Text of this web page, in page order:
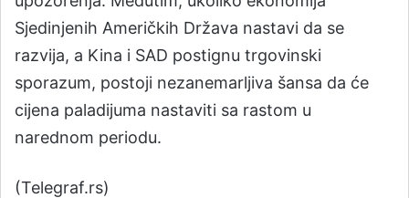
Sjedinjenih Američkih Država nastavi da se
razvija, a Kina i SAD postignu trgovinski
sporazum, postoji nezanemarljiva šansa da će
cijena paladijuma nastaviti sa rastom u
narednom periodu.
(Telegraf.rs)